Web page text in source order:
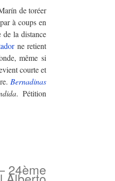
de toréer
à coups en
la distance
ne retient
même si
courte et
Bernadinas
. Pétition
24ème